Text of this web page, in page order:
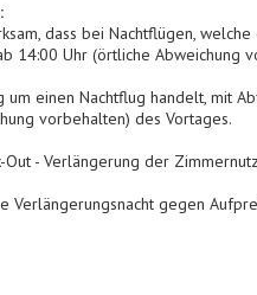
dass bei Nachtflügen,
14:00 Uhr (örtliche Abweichung
um einen Nachtflug handelt, mit
vorbehalten) des Vortages.
Out - Verlängerung der
Verlängerungsnacht gegen